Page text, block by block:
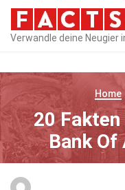
Verwandle deine Neugier
Home
20 Fakten
Bank Of